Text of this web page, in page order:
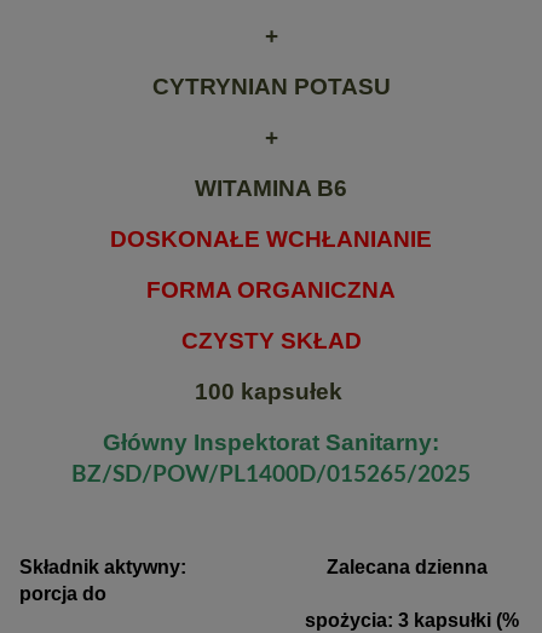
+
CYTRYNIAN POTASU
+
WITAMINA B6
DOSKONAŁE WCHŁANIANIE
FORMA ORGANICZNA
CZYSTY SKŁAD
100 kapsułek
Główny Inspektorat Sanitarny:
BZ/SD/POW/PL1400D/015265/2025
Składnik aktywny: Zalecana dzienna
porcja do
spożycia: 3 kapsułki (%